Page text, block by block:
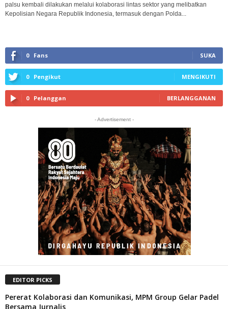
palsu kembali dilakukan melalui kolaborasi lintas sektor yang melibatkan
Kepolisian Negara Republik Indonesia, termasuk dengan Polda...
0 Fans SUKA
0 Pengikut MENGIKUTI
0 Pelanggan BERLANGGANAN
- Advertisement -
EDITOR PICKS
Pererat Kolaborasi dan Komunikasi, MPM Group Gelar Padel
Bersama Jurnalis